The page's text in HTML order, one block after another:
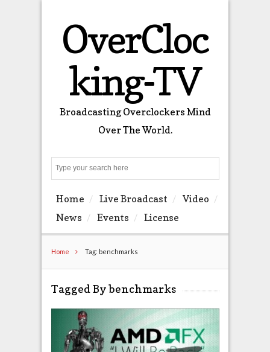
OverCloc
king-TV
Broadcasting Overclockers Mind
Over The World.
Home Live Broadcast
Video
News
Events License
Home Tag: benchmarks
Tagged By benchmarks